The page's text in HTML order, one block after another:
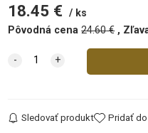
18.45 €
ks
Pôvodná cena 24.60€
Sledovať produkt Pridať